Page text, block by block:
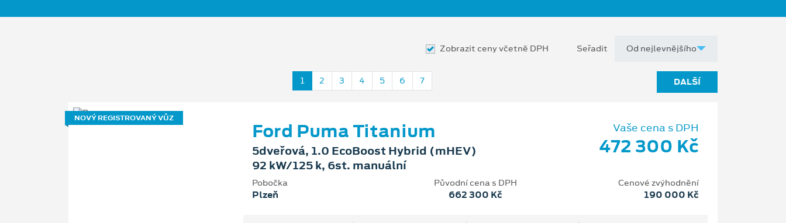
Zobrazit ceny včetně DPH Seřadit
1 2 3 4 5 6 7 DALŠÍ
NOVÝ REGISTROVANÝ VŮZ
Ford Puma Titanium
5dveřová, 1.0 EcoBoost Hybrid (mHEV)
92 kW/125 k, 6st. manuální
Vaše cena s DPH
472 300 Kč
Pobočka
Plzeň
Původní cena s DPH
662 300 Kč
Cenové zvýhodnění
190 000 Kč